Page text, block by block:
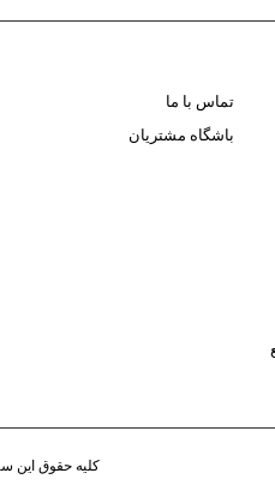
تماس با ما
باشگاه مشتریان
کلیه حقوق این